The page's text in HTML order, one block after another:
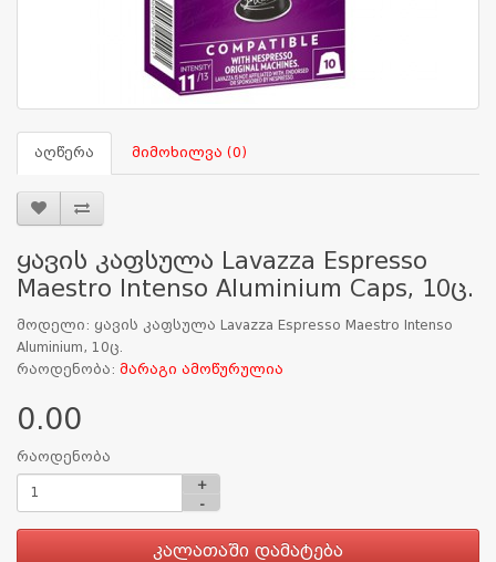
აღწერა მიმოხილვა (0)
ყავის კაფსულა Lavazza Espresso
Maestro Intenso Aluminium Caps, 10ც.
მოდელი: ყავის კაფსულა Lavazza Espresso Maestro Intenso
Aluminium, 10ც.
რაოდენობა: მარაგი ამოწურულია
0.00
რაოდენობა
+
-
კალათაში დამატება